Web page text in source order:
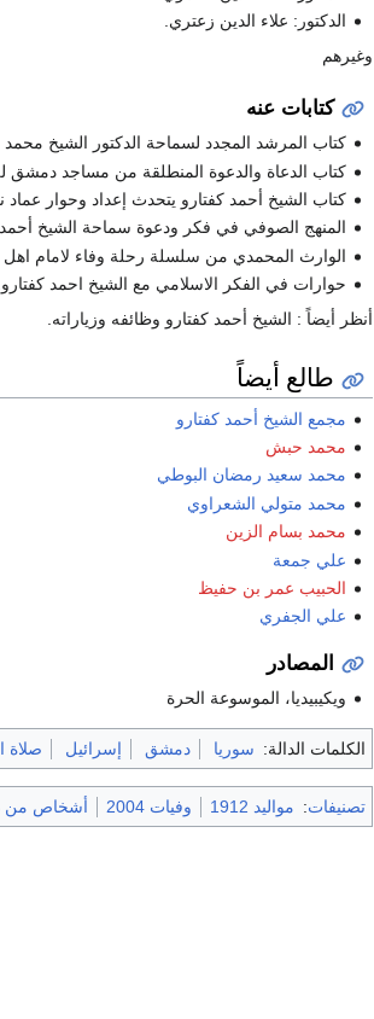
الدكتور: علاء الدين زعتري.
وغيرهم
كتابات عنه
كتاب المرشد المجدد لسماحة الدكتور الشيخ محمد
كتاب الدعاة والدعوة المنطلقة من مساجد
كتاب الشيخ أحمد كفتارو يتحدث إعداد وحوار عماد
المنهج الصوفي في فكر ودعوة سماحة الشيخ
الوارث المحمدي من سلسلة رحلة وفاء لامام
حوارات في الفكر الاسلامي مع الشيخ احمد
أنظر أيضاً : الشيخ أحمد كفتارو وظائفه وزياراته.
طالع أيضاً
مجمع الشيخ أحمد كفتارو
محمد حبش
محمد سعيد رمضان البوطي
محمد متولي الشعراوي
محمد بسام الزين
علي جمعة
الحبيب عمر بن حفيظ
علي الجفري
المصادر
ويكيبيديا، الموسوعة الحرة
الكلمات الدالة: سوريا دمشق إسرائيل صلاة
تصنيفات: مواليد 1912 وفيات 2004 أشخاص من